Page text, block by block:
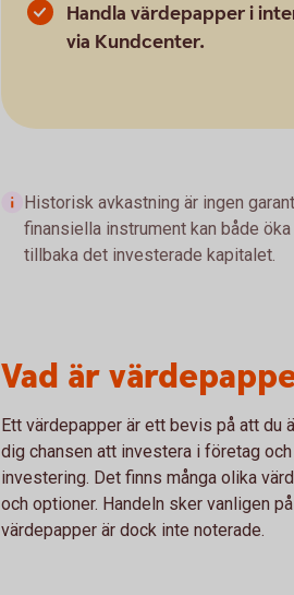
Handla värdepapper i
via Kundcenter.
Historisk avkastning är ingen
finansiella instrument kan både
tillbaka det investerade kapitalet.
Vad är
Ett värdepapper är ett bevis på att du
dig chansen att investera i företag
investering. Det finns många olika
och optioner. Handeln sker vanligen
värdepapper är dock inte noterade.